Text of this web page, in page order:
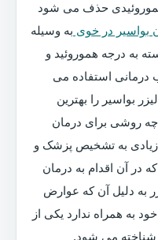
حذف می شود
بواسیر در خوی به وسیله
به درجه هموروئید و
درمانی استفاده می
بواسیر را بهترین
روشی برای درمان
زیادی به تشخیص پزشک و
در آن اقدام به درمان
به دلیل آن که عوارض
به همراه ندارد یکی از
شناخته می شود.